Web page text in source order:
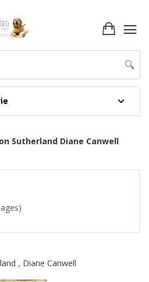
🔍
Sutherland Diane Canwell
, Diane Canwell